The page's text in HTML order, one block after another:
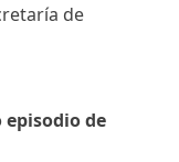
de
episodio de